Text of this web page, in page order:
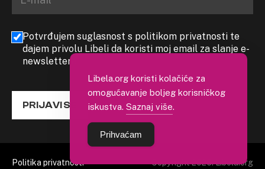
Potvrđujem suglasnost s politikom privatnosti te
dajem privolu Libeli da koristi moj email za slanje e-
newslettera
PRIJAVI SE
Politika privatnosti Copyright 2026. Libela.org
Libela.org koristi kolačiće za
omogućavanje boljeg korisničkog
iskustva. Saznaj više.
Prihvaćam